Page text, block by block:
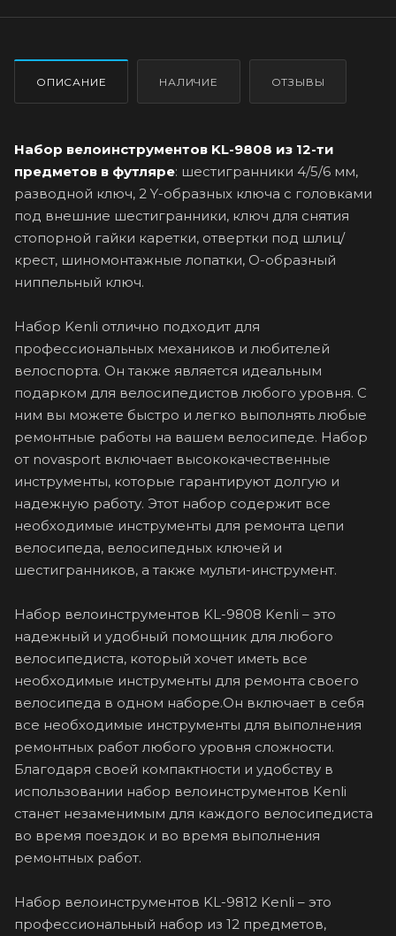
ОПИСАНИЕ НАЛИЧИЕ ОТЗЫВЫ
Набор велоинструментов KL-9808 из 12-ти
предметов в футляре: шестигранники 4/5/6 мм,
разводной ключ, 2 Y-образных ключа с головками
под внешние шестигранники, ключ для снятия
стопорной гайки каретки, отвертки под шлиц/
крест, шиномонтажные лопатки, О-образный
ниппельный ключ.
Набор Kenli отлично подходит для
профессиональных механиков и любителей
велоспорта. Он также является идеальным
подарком для велосипедистов любого уровня. С
ним вы можете быстро и легко выполнять любые
ремонтные работы на вашем велосипеде. Набор
от novasport включает высококачественные
инструменты, которые гарантируют долгую и
надежную работу. Этот набор содержит все
необходимые инструменты для ремонта цепи
велосипеда, велосипедных ключей и
шестигранников, а также мульти-инструмент.
Набор велоинструментов KL-9808 Kenli – это
надежный и удобный помощник для любого
велосипедиста, который хочет иметь все
необходимые инструменты для ремонта своего
велосипеда в одном наборе.Он включает в себя
все необходимые инструменты для выполнения
ремонтных работ любого уровня сложности.
Благодаря своей компактности и удобству в
использовании набор велоинструментов Kenli
станет незаменимым для каждого велосипедиста
во время поездок и во время выполнения
ремонтных работ.
Набор велоинструментов KL-9812 Kenli – это
профессиональный набор из 12 предметов,